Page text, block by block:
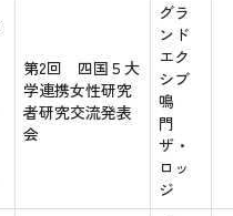
第2回 四国５大
学連携女性研究
者研究交流発表
会
グラ
ンド
エク
シブ
鳴
門
ザ・
ロッ
ジ